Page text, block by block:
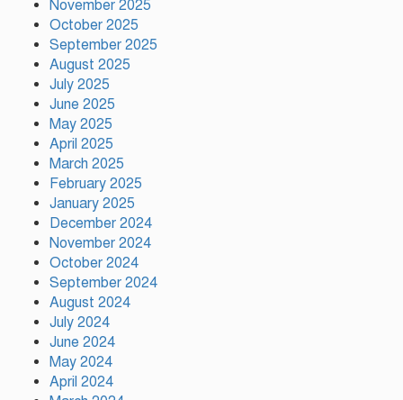
চিকিৎসক সমাবেশের উদ্বোধন করলেন
কাঠামোগত সংস্কার না হলে এই
November 2025
October 2025
September 2025
August 2025
July 2025
June 2025
May 2025
April 2025
March 2025
February 2025
January 2025
December 2024
November 2024
October 2024
September 2024
August 2024
July 2024
June 2024
May 2024
April 2024